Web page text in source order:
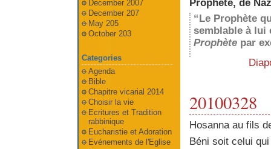
Prophète, de
“Le Prophète
semblable à lui
Prophète par
20100328
Hosanna au fils
Béni soit celui
December 2007
December 207
May 205
October 203
Categories
Agenda
Bible
Chapitre vicarial 2014
Choisir la vie
Ecritures et Tradition
rabbinique
Eucharistie et Adoration
Evénements de l'Eglise